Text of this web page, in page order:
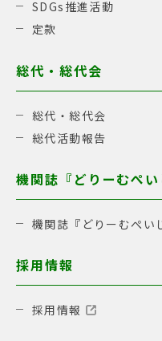
SDGs推進活動
定款
総代・総代会
総代・総代会
総代活動報告
機関誌『どりーむぺい
機関誌『どりーむぺい
採用情報
採用情報